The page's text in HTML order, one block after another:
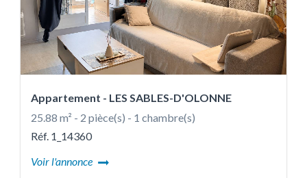
Appartement - LES SABLES-D'OLONNE
25.88 m² - 2 pièce(s) - 1 chambre(s)
Réf. 1_14360
Voir l'annonce